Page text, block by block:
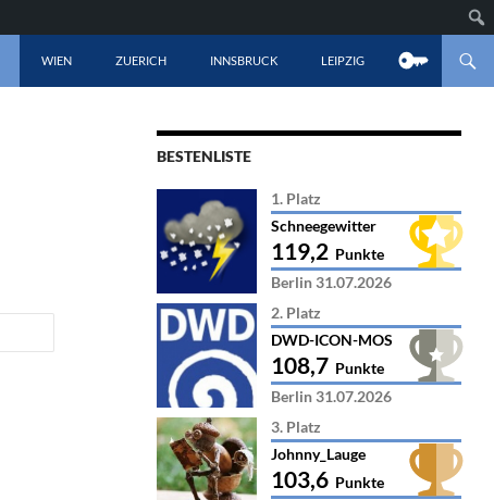
WIEN ZUERICH INNSBRUCK LEIPZIG
BESTENLISTE
1. Platz
Schneegewitter
119,2 Punkte
Berlin 31.07.2026
2. Platz
DWD-ICON-MOS
108,7 Punkte
Berlin 31.07.2026
3. Platz
Johnny_Lauge
103,6 Punkte